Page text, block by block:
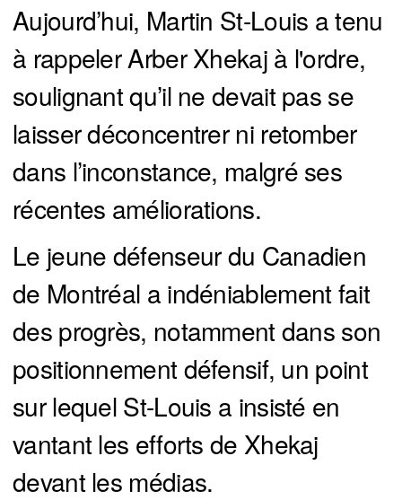
Aujourd’hui, Martin St-Louis a tenu
à rappeler Arber Xhekaj à l'ordre,
soulignant qu’il ne devait pas se
laisser déconcentrer ni retomber
dans l’inconstance, malgré ses
récentes améliorations.
Le jeune défenseur du Canadien
de Montréal a indéniablement fait
des progrès, notamment dans son
positionnement défensif, un point
sur lequel St-Louis a insisté en
vantant les efforts de Xhekaj
devant les médias.